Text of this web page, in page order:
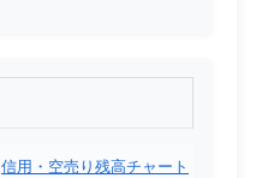
信用・空売り残高チャート